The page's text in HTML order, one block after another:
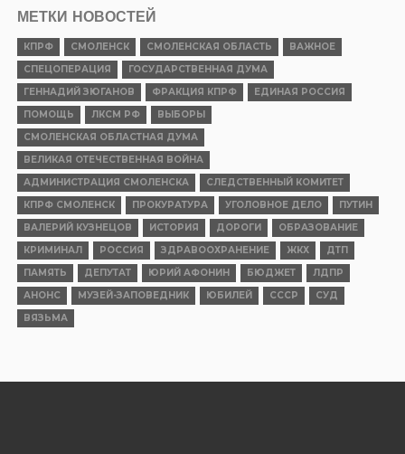
МЕТКИ НОВОСТЕЙ
КПРФ СМОЛЕНСК СМОЛЕНСКАЯ ОБЛАСТЬ
ВАЖНОЕ
СПЕЦОПЕРАЦИЯ
ГОСУДАРСТВЕННАЯ ДУМА
ГЕННАДИЙ ЗЮГАНОВ
ФРАКЦИЯ КПРФ
ЕДИНАЯ РОССИЯ
ПОМОЩЬ
ЛКСМ РФ
ВЫБОРЫ
СМОЛЕНСКАЯ ОБЛАСТНАЯ ДУМА
ВЕЛИКАЯ ОТЕЧЕСТВЕННАЯ ВОЙНА
АДМИНИСТРАЦИЯ СМОЛЕНСКА
СЛЕДСТВЕННЫЙ КОМИТЕТ
КПРФ СМОЛЕНСК
ПРОКУРАТУРА УГОЛОВНОЕ ДЕЛО
ПУТИН
ВАЛЕРИЙ КУЗНЕЦОВ
ИСТОРИЯ ДОРОГИ
ОБРАЗОВАНИЕ
КРИМИНАЛ
РОССИЯ ЗДРАВООХРАНЕНИЕ ЖКХ
ДТП
ПАМЯТЬ
ДЕПУТАТ ЮРИЙ АФОНИН БЮДЖЕТ
ЛДПР
АНОНС
МУЗЕЙ-ЗАПОВЕДНИК ЮБИЛЕЙ СССР
СУД
ВЯЗЬМА